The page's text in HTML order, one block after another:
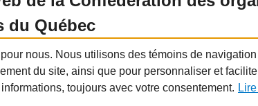
du Québec
nous. Nous utilisons des témoins de
du site, ainsi que pour personnaliser et
toujours avec votre consentement.
Nous joindre Nous recrutons
sur l’accessibilité universelle